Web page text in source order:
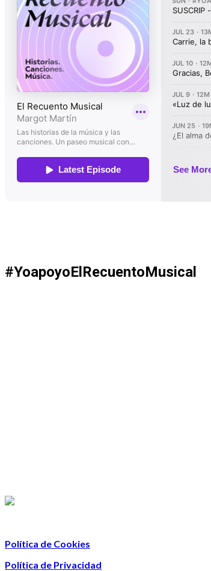
#YoapoyoElRecuentoMusical
Política de Cookies
Política de Privacidad